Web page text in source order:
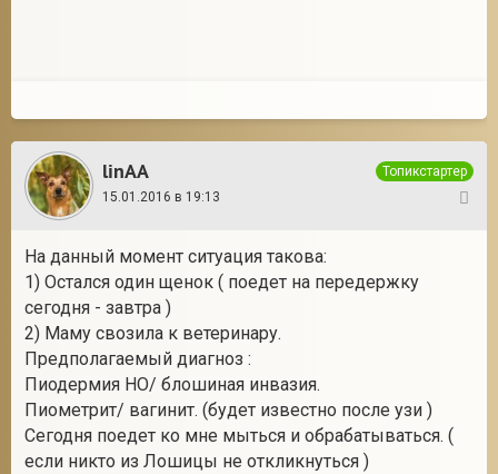
linAA
Топикстартер
15.01.2016 в 19:13
На данный момент ситуация такова:
1) Остался один щенок ( поедет на передержку
сегодня - завтра )
2) Маму свозила к ветеринару.
Предполагаемый диагноз :
Пиодермия НО/ блошиная инвазия.
Пиометрит/ вагинит. (будет известно после узи )
Сегодня поедет ко мне мыться и обрабатываться. (
если никто из Лошицы не откликнуться )